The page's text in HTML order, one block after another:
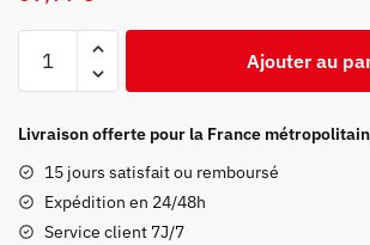
Demon
Gyomei
Himejima
Ajouter au
Livraison offerte pour la France
15 jours satisfait ou remboursé
Expédition en 24/48h
Service client 7J/7